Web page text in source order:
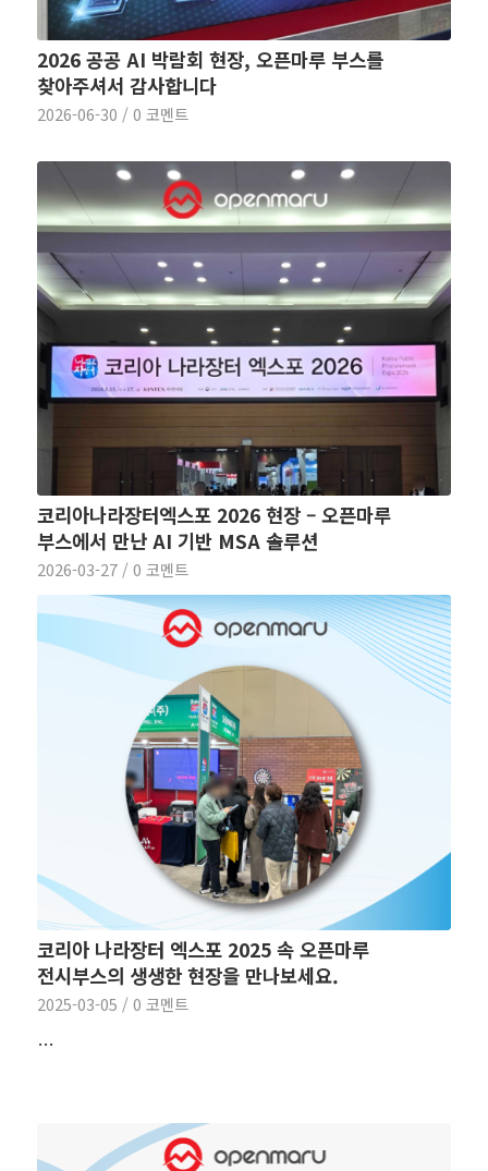
2026 공공 AI 박람회 현장, 오픈마루 부스를
찾아주셔서 감사합니다
2026-06-30 / 0 코멘트
코리아나라장터엑스포 2026 현장 – 오픈마루
부스에서 만난 AI 기반 MSA 솔루션
2026-03-27 / 0 코멘트
코리아 나라장터 엑스포 2025 속 오픈마루
전시부스의 생생한 현장을 만나보세요.
2025-03-05 / 0 코멘트
…